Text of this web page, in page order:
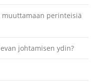
muuttamaan perinteisiä
johtamisen ydin?